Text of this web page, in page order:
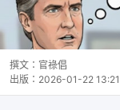
撰文： 官祿倡
出版： 2026-01-22 13:21